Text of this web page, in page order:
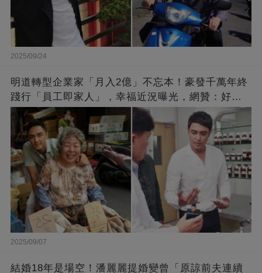
2025/09/24
明道轉型企業家「月入2億」不忘本！豪發千萬年終
踐行「員工即家人」，幸福近況曝光，網贊：好老
闆的福報
2025/09/07
結婚18年是場空！潘麗麗提婚變曾「原諒前夫連續